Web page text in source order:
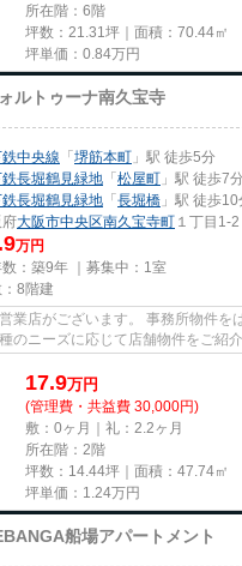
所在階：6階
坪数：21.31坪｜面積：70.44㎡
坪単価： 0.84万円
ルトゥーナ南久宝寺
中央線 「堺筋本町 」駅 徒歩5分
長堀鶴見緑地 「松屋町 」駅 徒歩7
長堀鶴見緑地 「長堀橋 」駅 徒歩10
府大阪市中央区南久宝寺町 １丁目1-2
万円
：築9年 ｜募集中： 1室
8階建
業店がございます。 事務所物件を
のニーズに応じて店舗物件をご紹介
一切...
17.9万円
(管理費・共益費 30,000円)
敷：0ヶ月｜礼：2.2ヶ月
所在階：2階
坪数：14.44坪｜面積：47.74㎡
坪単価： 1.24万円
船場アパートメント